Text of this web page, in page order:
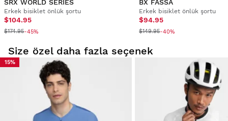
SRX WORLD SERIES
Erkek bisiklet önlük şortu
$104.95
$174.95-45%
BX FASSA
Erkek bisiklet önlük şortu
$94.95
$149.95-40%
Size özel daha fazla seçenek
15%